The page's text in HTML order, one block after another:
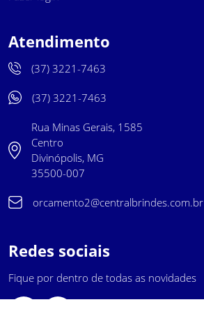
Atendimento
(37) 3221-7463
(37) 3221-7463
Rua Minas Gerais, 1585
Centro
Divinópolis, MG
35500-007
orcamento2@centralbrindes.com.br
Redes sociais
Fique por dentro de todas as novidades